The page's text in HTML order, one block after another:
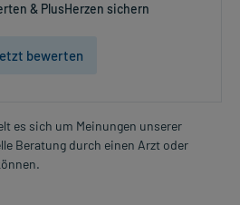
& PlusHerzen sichern
bewerten
es sich um Meinungen unserer
Beratung durch einen Arzt oder